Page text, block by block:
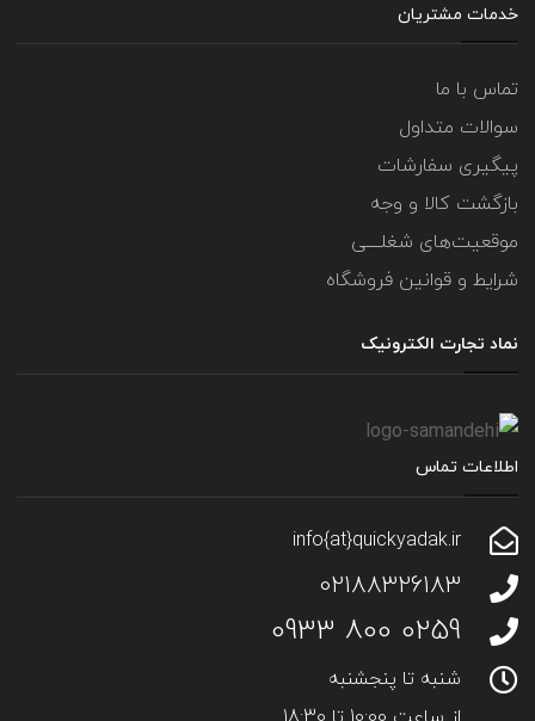
خدمات مشتریان
تماس با ما
سوالات متداول
پیگیری سفارشات
بازگشت کالا و وجه
موقعیت‌های شغلــــی
شرایط و قوانین فروشگاه
نماد تجارت الکترونیک
اطلاعات تماس
info{at}quickyadak.ir
02188326183
0259 800 0933
شنبه تا پنجشنبه